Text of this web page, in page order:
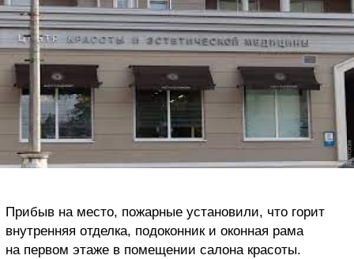
Прибыв на место, пожарные установили, что горит
внутренняя отделка, подоконник и оконная рама
на первом этаже в помещении салона красоты.